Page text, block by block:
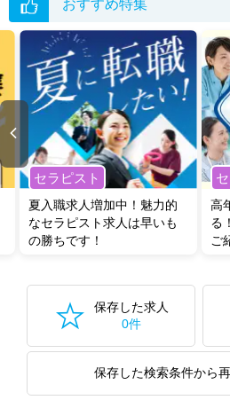
おすすめ特集
セラピスト
夏入職求人増加中！魅力的
なセラピスト求人は早いも
の勝ちです！
高
る
ご
保存した求人
0件
保存した検索条件から